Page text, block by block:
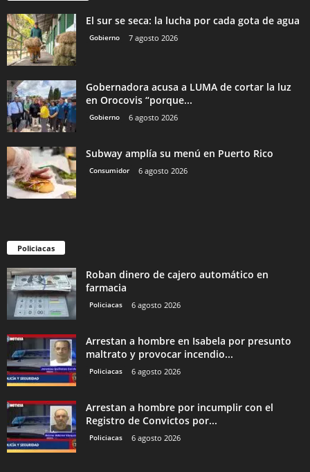
El sur se seca: la lucha por cada gota de agua
Gobierno 7 agosto 2026
Gobernadora acusa a LUMA de cortar la luz
en Orocovis “porque...
Gobierno 6 agosto 2026
Subway amplía su menú en Puerto Rico
Consumidor 6 agosto 2026
Policiacas
Roban dinero de cajero automático en
farmacia
Policiacas 6 agosto 2026
Arrestan a hombre en Isabela por presunto
maltrato y provocar incendio...
Policiacas 6 agosto 2026
Arrestan a hombre por incumplir con el
Registro de Convictos por...
Policiacas 6 agosto 2026